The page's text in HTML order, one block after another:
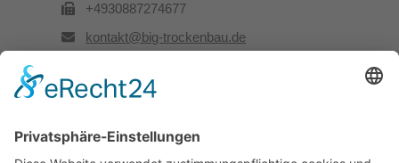
+4930887274677
kontakt@big-trockenbau.de
Rechtliches